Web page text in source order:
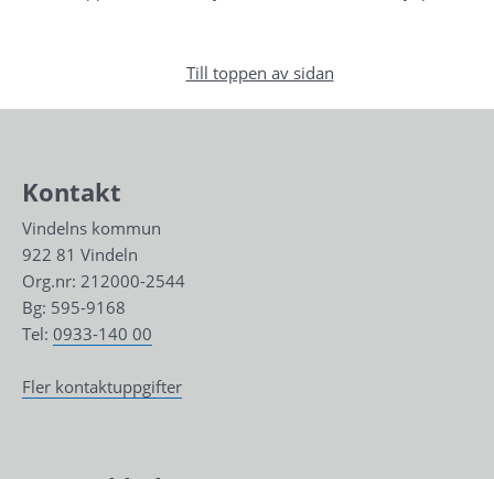
Till toppen av sidan
Kontakt
Vindelns kommun
922 81 Vindeln
Org.nr: 212000-2544
Bg: 595-9168
Tel: 0933-140 00
Fler kontaktuppgifter